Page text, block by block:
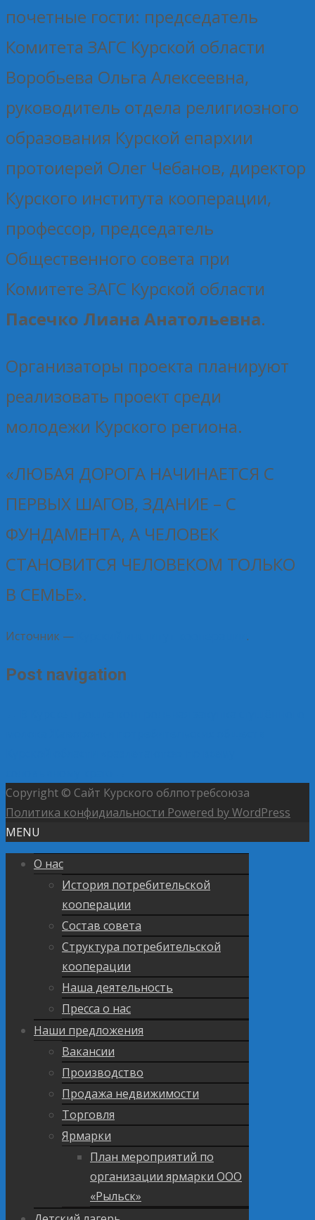
почетные гости: председатель
Комитета ЗАГС Курской области
Воробьева Ольга Алексеевна,
руководитель отдела религиозного
образования Курской епархии
протоиерей Олег Чебанов, директор
Курского института кооперации,
профессор, председатель
Общественного совета при
Комитете ЗАГС Курской области
Пасечко Лиана Анатольевна.
Организаторы проекта планируют
реализовать проект среди
молодежи Курского региона.
«ЛЮБАЯ ДОРОГА НАЧИНАЕТСЯ С
ПЕРВЫХ ШАГОВ, ЗДАНИЕ – С
ФУНДАМЕНТА, А ЧЕЛОВЕК
СТАНОВИТСЯ ЧЕЛОВЕКОМ ТОЛЬКО
В СЕМЬЕ».
Источник — .
Post navigation
Copyright © Сайт Курского облпотребсоюза
Политика конфидиальности Powered by WordPress
MENU
О нас
История потребительской
кооперации
Состав совета
Структура потребительской
кооперации
Наша деятельность
Пресса о нас
Наши предложения
Вакансии
Производство
Продажа недвижимости
Торговля
Ярмарки
План мероприятий по
организации ярмарки ООО
«Рыльск»